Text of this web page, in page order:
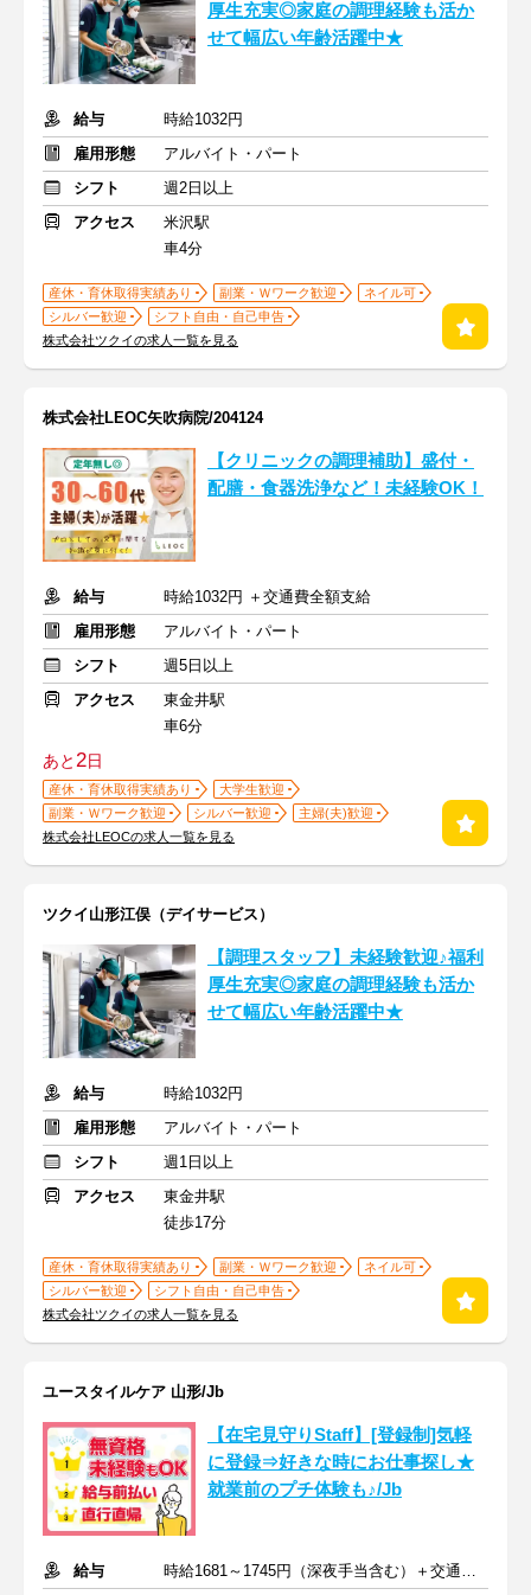
厚生充実◎家庭の調理経験も活か
せて幅広い年齢活躍中★
給与
時給1032円
雇用形態
アルバイト・パート
シフト
週2日以上
アクセス
米沢駅
車4分
産休・育休取得実績あり 副業・Ｗワーク歓迎
ネイル可
シルバー歓迎
シフト自由・自己申告
株式会社ツクイの求人一覧を見る
株式会社LEOC矢吹病院/204124
【クリニックの調理補助】盛付・
配膳・食器洗浄など！未経験OK！
給与
時給1032円 ＋交通費全額支給
雇用形態
アルバイト・パート
シフト
週5日以上
アクセス
東金井駅
車6分
あと2日
産休・育休取得実績あり
大学生歓迎
副業・Ｗワーク歓迎
シルバー歓迎
主婦(夫)歓迎
株式会社LEOCの求人一覧を見る
ツクイ山形江俣（デイサービス）
【調理スタッフ】未経験歓迎♪福利
厚生充実◎家庭の調理経験も活か
せて幅広い年齢活躍中★
給与
時給1032円
雇用形態
アルバイト・パート
シフト
週1日以上
アクセス
東金井駅
徒歩17分
産休・育休取得実績あり 副業・Ｗワーク歓迎
ネイル可
シルバー歓迎
シフト自由・自己申告
株式会社ツクイの求人一覧を見る
ユースタイルケア 山形/Jb
【在宅見守りStaff】[登録制]気軽
に登録⇒好きな時にお仕事探し★
就業前のプチ体験も♪/Jb
給与
時給1681～1745円（深夜手当含む）＋交通費支給